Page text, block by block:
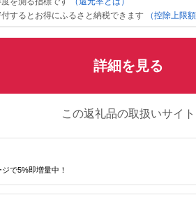
するとお得にふるさと納税できます
（控除上限
詳細を見る
この返礼品の取扱いサイト
で5%即増量中！